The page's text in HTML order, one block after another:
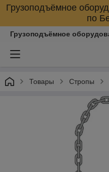
Грузоподъёмное
по
Грузоподъёмное
Товары Стропы